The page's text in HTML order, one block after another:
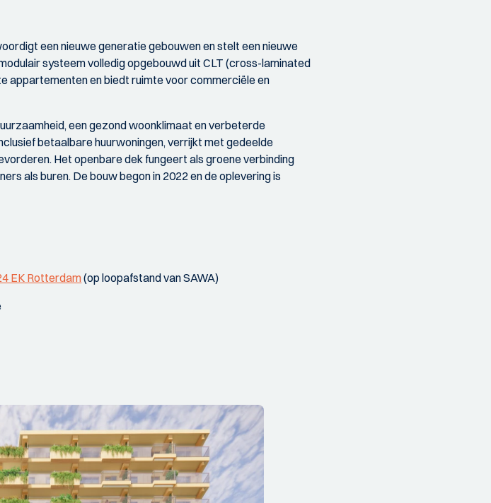
een nieuwe generatie gebouwen en stelt een nieuwe
systeem volledig opgebouwd uit CLT (cross-laminated
appartementen en biedt ruimte voor commerciële en
een gezond woonklimaat en verbeterde
betaalbare huurwoningen, verrijkt met gedeelde
Het openbare dek fungeert als groene verbinding
als buren. De bouw begon in 2022 en de oplevering is
EK Rotterdam(op loopafstand van SAWA)